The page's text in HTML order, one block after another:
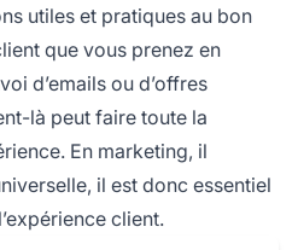
utiles et pratiques au bon
que vous prenez en
d’emails ou d’offres
là peut faire toute la
En marketing, il
il est donc essentiel
client.